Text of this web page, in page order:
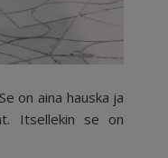
on aina hauska ja
Itsellekin se on